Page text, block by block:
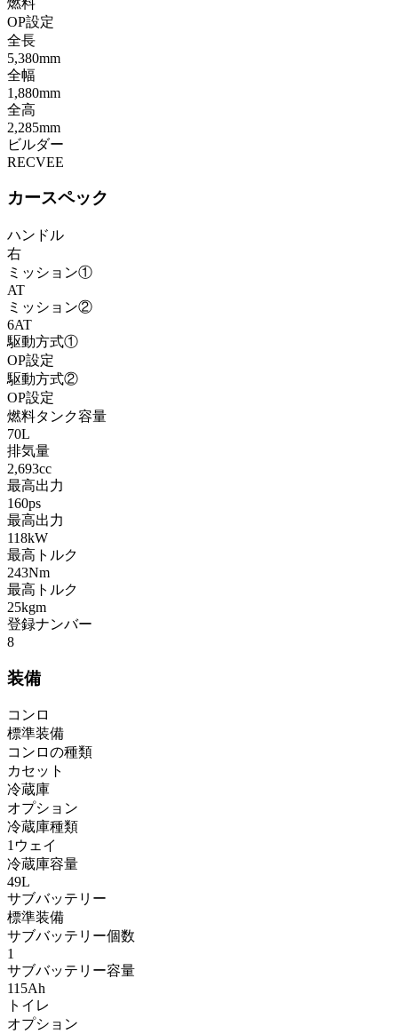
OP設定
全長
5,380mm
全幅
1,880mm
全高
2,285mm
ビルダー
RECVEE
カースペック
ハンドル
右
ミッション①
AT
ミッション②
6AT
駆動方式①
OP設定
駆動方式②
OP設定
燃料タンク容量
70L
排気量
2,693cc
最高出力
160ps
最高出力
118kW
最高トルク
243Nm
最高トルク
25kgm
登録ナンバー
8
装備
コンロ
標準装備
コンロの種類
カセット
冷蔵庫
オプション
冷蔵庫種類
1ウェイ
冷蔵庫容量
49L
サブバッテリー
標準装備
サブバッテリー個数
1
サブバッテリー容量
115Ah
トイレ
オプション